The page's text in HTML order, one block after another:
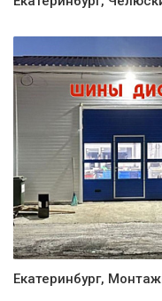
Екатеринбург,